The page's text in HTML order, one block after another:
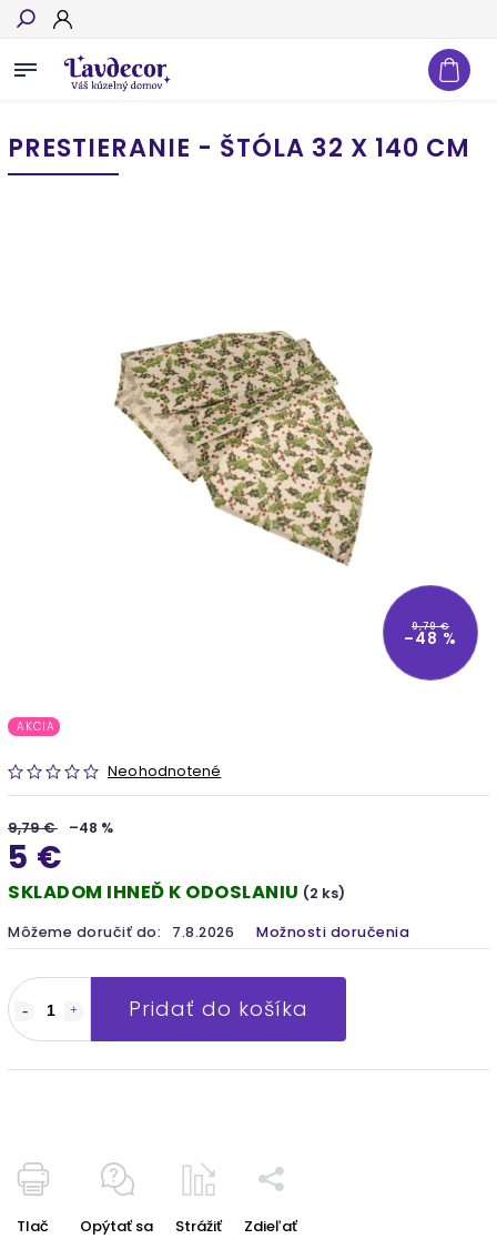
Hľadať
PRESTIERANIE - ŠTÓLA 32 X 140 CM
9,79 €
–48 %
AKCIA
Neohodnotené
9,79 € –48 %
5 €
SKLADOM IHNEĎ K ODOSLANIU (2 ks)
Môžeme doručiť do: 7.8.2026 Možnosti doručenia
Pridať do košíka
Tlač Opýtať sa Strážiť Zdieľať